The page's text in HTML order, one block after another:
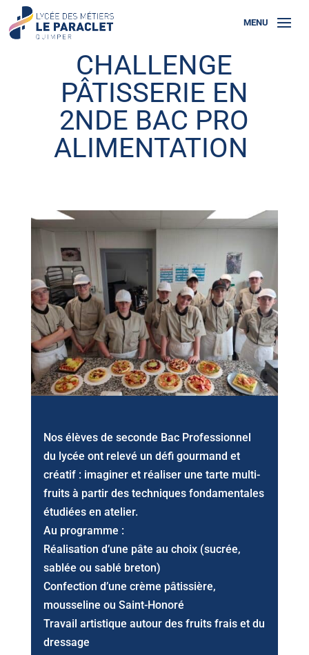
CHALLENGE
PÂTISSERIE EN
2NDE BAC PRO
ALIMENTATION
Nos élèves de seconde Bac Professionnel
du lycée ont relevé un défi gourmand et
créatif : imaginer et réaliser une tarte multi-
fruits à partir des techniques fondamentales
étudiées en atelier.
Au programme :
Réalisation d’une pâte au choix (sucrée,
sablée ou sablé breton)
Confection d’une crème pâtissière,
mousseline ou Saint-Honoré
Travail artistique autour des fruits frais et du
dressage